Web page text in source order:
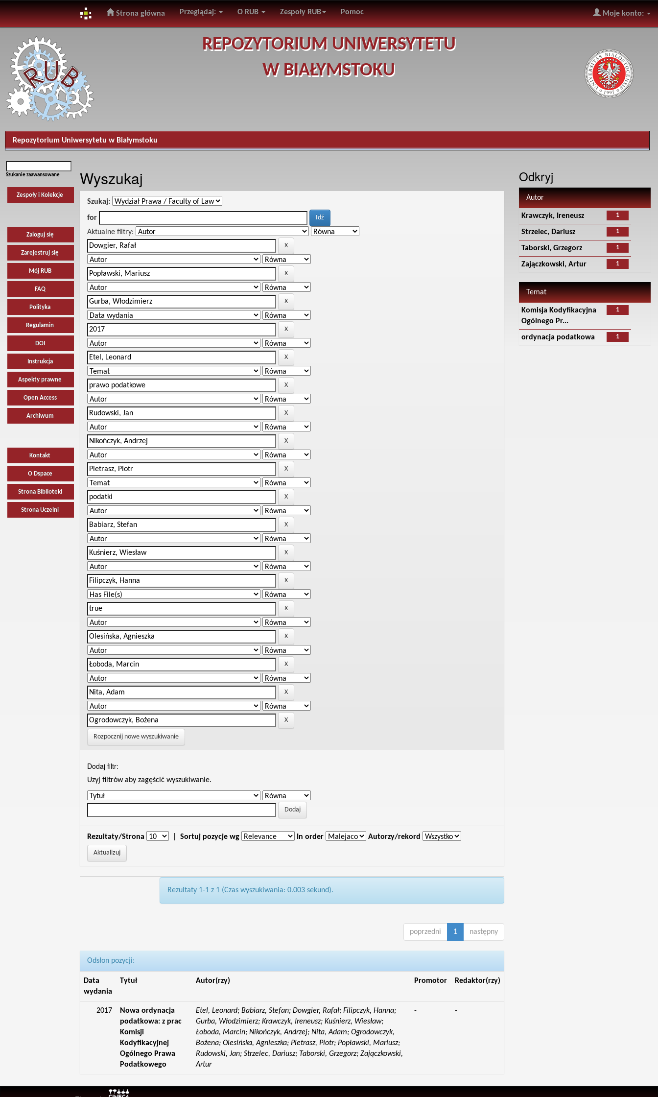
navigation
Strona główna Przeglądaj: O RUB Zespoły RUB Pomoc Moje konto:
REPOZYTORIUM UNIWERSYTETU
W BIAŁYMSTOKU
Repozytorium Uniwersytetu w Białymstoku
Szukanie zaawansowane
Zespoły i Kolekcje
Zaloguj się
Zarejestruj się
Mój RUB
FAQ
Polityka
Regulamin
DOI
Instrukcja
Aspekty prawne
Open Access
Archiwum
Kontakt
O Dspace
Strona Biblioteki
Strona Uczelni
Wyszukaj
Szukaj:
for
Aktualne filtry:
Rozpocznij nowe wyszukiwanie
Dodaj filtr:
Uzyj filtrów aby zagęścić wyszukiwanie.
Rezultaty/Strona Sortuj pozycje wg In order Autorzy/rekord
Rezultaty 1-1 z 1 (Czas wyszukiwania: 0.003 sekund).
poprzedni 1 następny
Odsłon pozycji:
Data
wydania
Tytuł Autor(rzy) Promotor Redaktor(rzy)
2017
Nowa ordynacja
podatkowa: z prac
Komisji
Kodyfikacyjnej
Ogólnego Prawa
Podatkowego
Etel, Leonard; Babiarz, Stefan; Dowgier, Rafał; Filipczyk, Hanna;
Gurba, Włodzimierz; Krawczyk, Ireneusz; Kuśnierz, Wiesław;
Łoboda, Marcin; Nikończyk, Andrzej; Nita, Adam; Ogrodowczyk,
Bożena; Olesińska, Agnieszka; Pietrasz, Piotr; Popławski, Mariusz;
Rudowski, Jan; Strzelec, Dariusz; Taborski, Grzegorz; Zajączkowski,
Artur
- -
Odkryj
Autor
1
Krawczyk, Ireneusz
1
Strzelec, Dariusz
1
Taborski, Grzegorz
1
Zajączkowski, Artur
Temat
1
Komisja Kodyfikacyjna
Ogólnego Pr...
1
ordynacja podatkowa